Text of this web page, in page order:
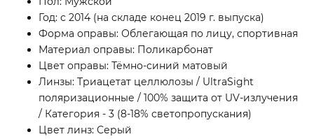
Год: с 2014 (на складе конец 2019 г. выпуска)
Форма оправы: Облегающая по лицу, спортивная
Материал оправы: Поликарбонат
Цвет оправы: Тёмно-синий матовый
Линзы: Триацетат целлюлозы / UltraSight
поляризационные / 100% защита от UV-излучения
/ Категория - 3 (8-18% светопропускания)
Цвет линз: Серый